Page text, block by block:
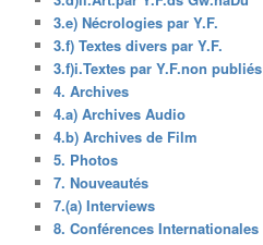
3.e) Nécrologies par Y.F.
3.f) Textes divers par Y.F.
3.f)i.Textes par Y.F.non publiés
4. Archives
4.a) Archives Audio
4.b) Archives de Film
5. Photos
7. Nouveautés
7.(a) Interviews
8. Conférences Internationales